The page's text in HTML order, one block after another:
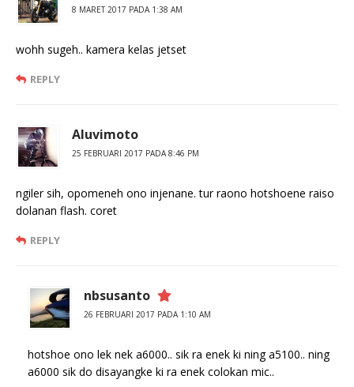
8 MARET 2017 PADA 1:38 AM
wohh sugeh.. kamera kelas jetset
REPLY
Aluvimoto
25 FEBRUARI 2017 PADA 8:46 PM
ngiler sih, opomeneh ono injenane. tur raono hotshoene raiso
dolanan flash. coret
REPLY
nbsusanto
26 FEBRUARI 2017 PADA 1:10 AM
hotshoe ono lek nek a6000.. sik ra enek ki ning a5100.. ning
a6000 sik do disayangke ki ra enek colokan mic..